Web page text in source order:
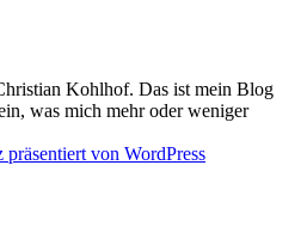
Kohlhof. Das ist mein Blog
was mich mehr oder weniger
präsentiert von WordPress